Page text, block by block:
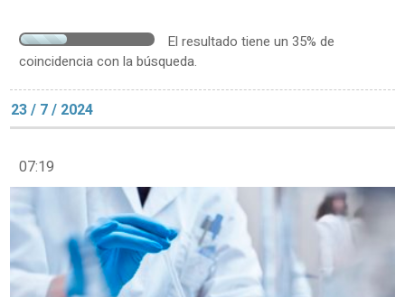
El resultado tiene un 35% de
coincidencia con la búsqueda.
23 / 7 / 2024
07:19